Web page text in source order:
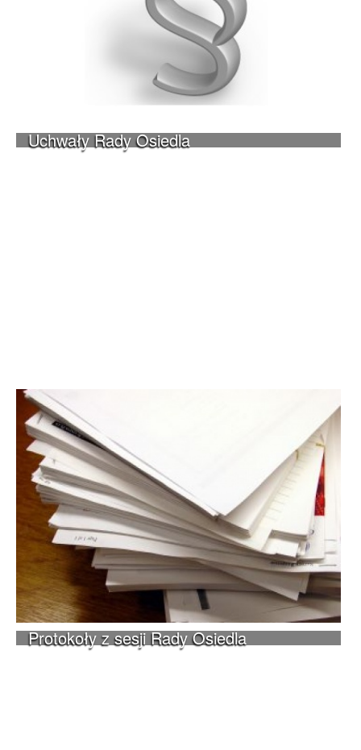
Uchwały Rady Osiedla
Protokoły z sesji Rady Osiedla